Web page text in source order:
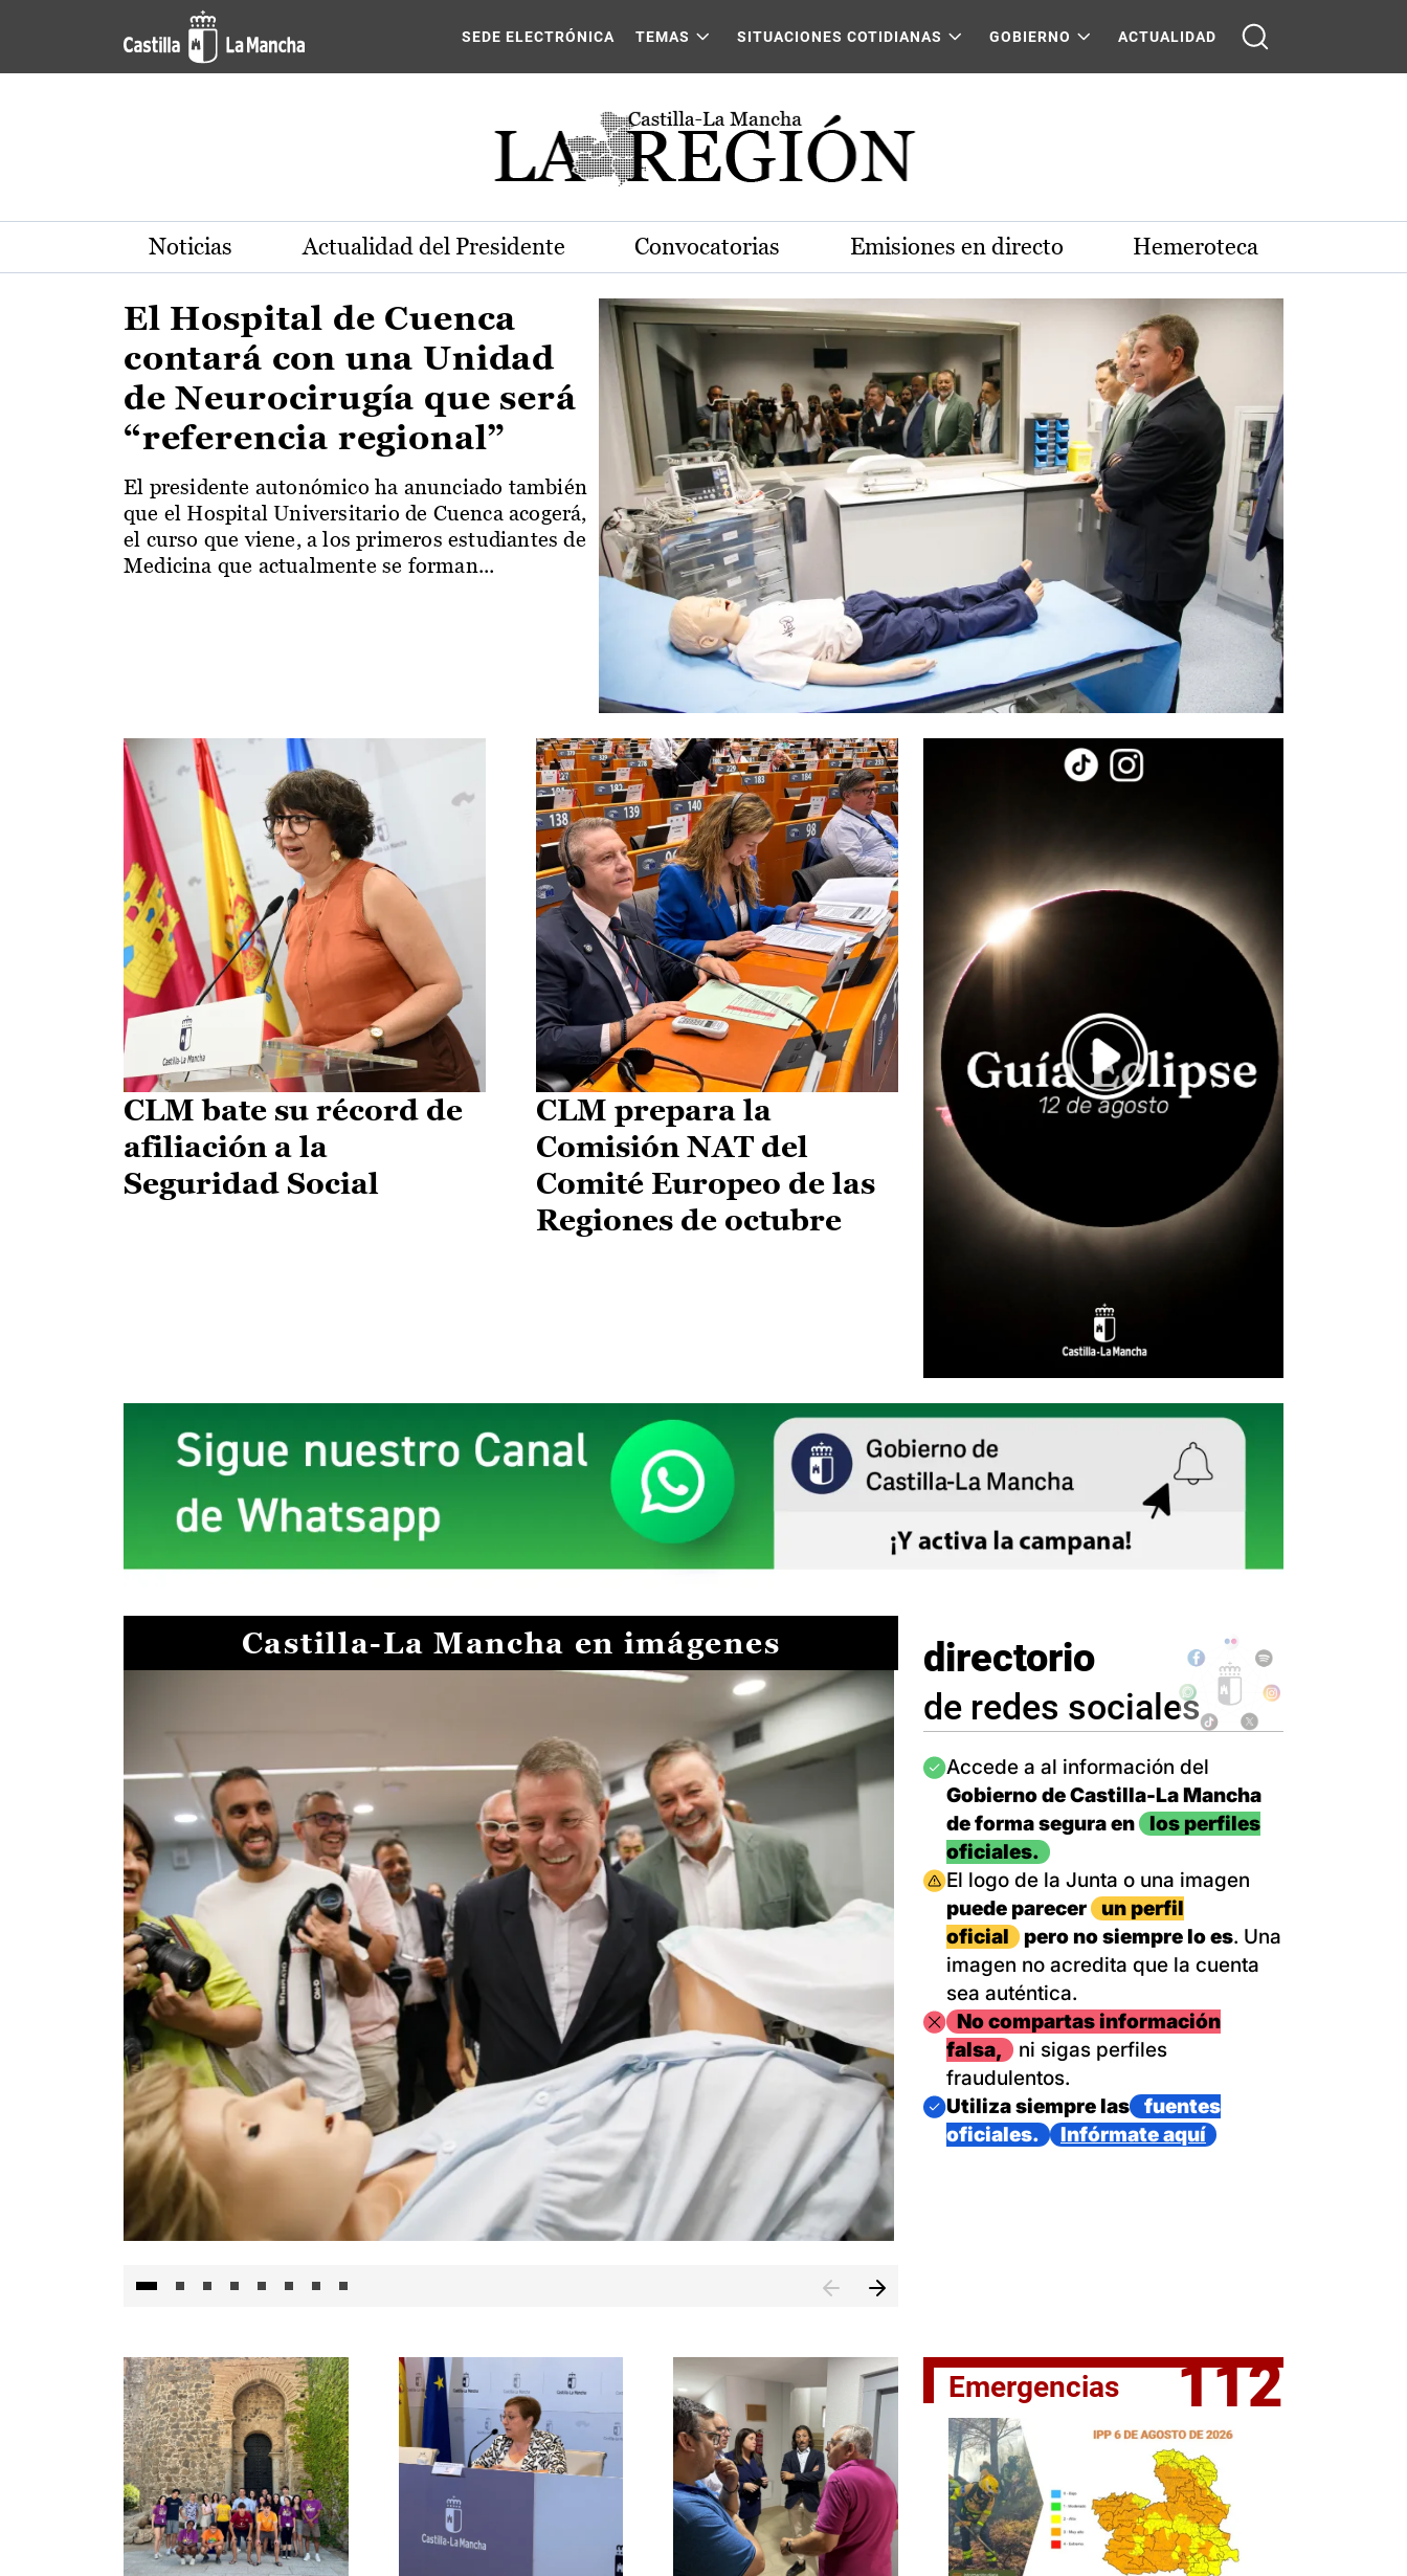
Pasar al contenido principal
Actualidad de la región de Castilla-La Mancha
SEDE ELECTRÓNICA TEMAS SITUACIONES COTIDIANAS GOBIERNO ACTUALIDAD
Noticias Actualidad del Presidente Convocatorias Emisiones en directo Hemeroteca
El Hospital de Cuenca
contará con una Unidad
de Neurocirugía que será
“referencia regional”
El presidente autonómico ha anunciado también
que el Hospital Universitario de Cuenca acogerá,
el curso que viene, a los primeros estudiantes de
Medicina que actualmente se forman...
CLM bate su récord de
afiliación a la
Seguridad Social
CLM prepara la
Comisión NAT del
Comité Europeo de las
Regiones de octubre
Castilla-La Mancha en imágenes
El jefe del Ejecutivo castellanomanchego, Emiliano García-
directorio
de redes sociales
Imagen
Accede a al información del
Gobierno de Castilla-La Mancha
de forma segura en
los perfiles
oficiales.
Imagen
El logo de la Junta o una imagen
puede parecer
un perfil
oficial
pero no siempre lo es. Una
imagen no acredita que la cuenta
sea auténtica.
ImagenNo compartas información
falsa,
ni sigas perfiles
fraudulentos.
Imagen
Utiliza siempre las
fuentes
oficiales.
Infórmate aquí
Emergencias 112